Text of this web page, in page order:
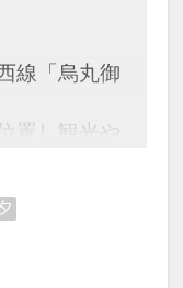
線「烏丸御
置し観光や
付プラン」
付プラ